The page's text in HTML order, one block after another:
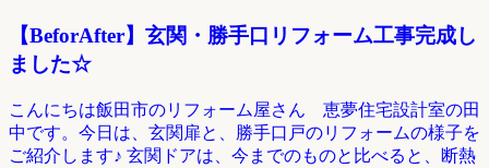
【BeforAfter】玄関・勝手口リフォーム工事完成し
ました☆
こんにちは飯田市のリフォーム屋さん 恵夢住宅設計室の田
中です。今日は、玄関扉と、勝手口戸のリフォームの様子を
ご紹介します♪ 玄関ドアは、今までのものと比べると、断熱